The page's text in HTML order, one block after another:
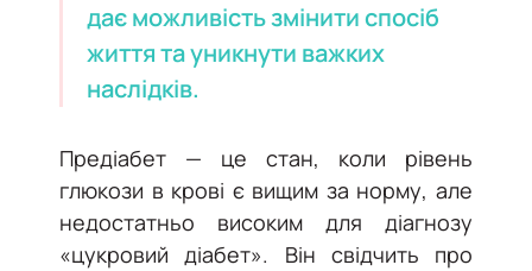
дає можливість змінити спосіб
життя та уникнути важких
наслідків.
Предіабет — це стан, коли рівень
глюкози в крові є вищим за норму, але
недостатньо високим для діагнозу
«цукровий діабет». Він свідчить про